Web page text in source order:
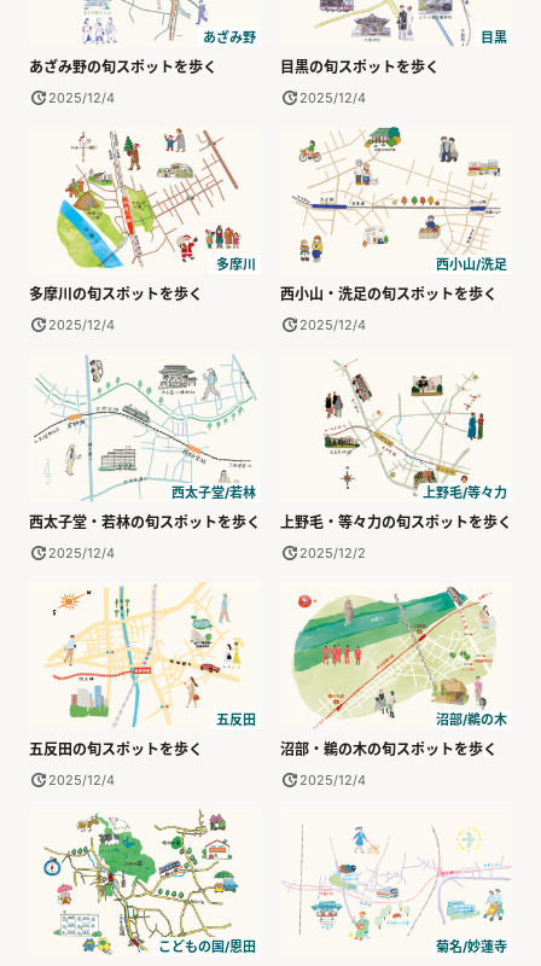
あざみ野
あざみ野の旬スポットを歩く
2025/12/4
目黒
目黒の旬スポットを歩く
2025/12/4
多摩川
多摩川の旬スポットを歩く
2025/12/4
西小山/洗足
西小山・洗足の旬スポットを歩く
2025/12/4
西太子堂/若林
西太子堂・若林の旬スポットを歩く
2025/12/4
上野毛/等々力
上野毛・等々力の旬スポットを歩く
2025/12/2
五反田
五反田の旬スポットを歩く
2025/12/4
沼部/鵜の木
沼部・鵜の木の旬スポットを歩く
2025/12/4
こどもの国/恩田 菊名/妙蓮寺